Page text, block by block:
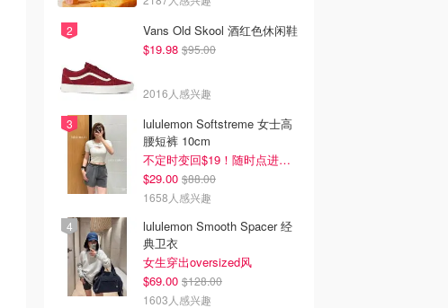
Vans Old Skool 酒红色休闲鞋
$19.98 $95.00
2016人感兴趣
lululemon Softstreme 女士高
腰短裤 10cm
不定时变回$19！随时点进来看
$29.00 $88.00
1658人感兴趣
lululemon Smooth Spacer 经
典卫衣
女生穿出oversized风
$69.00 $128.00
1603人感兴趣